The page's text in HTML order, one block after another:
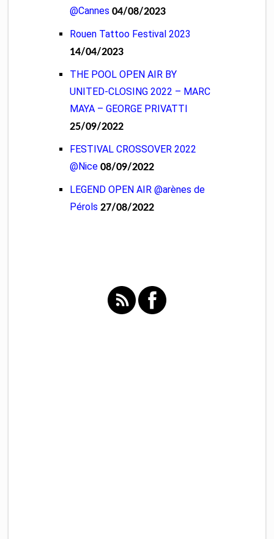
@Cannes 04/08/2023
Rouen Tattoo Festival 2023
14/04/2023
THE POOL OPEN AIR BY
UNITED-CLOSING 2022 – MARC
MAYA – GEORGE PRIVATTI
25/09/2022
FESTIVAL CROSSOVER 2022
@Nice 08/09/2022
LEGEND OPEN AIR @arènes de
Pérols 27/08/2022